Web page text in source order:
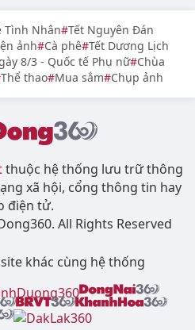
Tình Nhân Tết Nguyên Đán
ảnh Cà phê Tết Dương Lịch
8/3 - Quốc tế Phụ nữ Chùa
Thể thao Mua sắm Chụp ảnh
thuộc hệ thống lưu trữ thông
xã hội, cổng thông tin hay
điện tử.
All Rights Reserved
khác cùng hệ thống